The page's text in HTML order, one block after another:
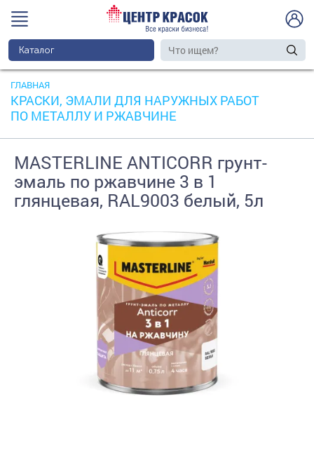
Каталог
ГЛАВНАЯ
КРАСКИ, ЭМАЛИ ДЛЯ НАРУЖНЫХ РАБОТ
ПО МЕТАЛЛУ И РЖАВЧИНЕ
MASTERLINE ANTICORR грунт-
эмаль по ржавчине 3 в 1
глянцевая, RAL9003 белый, 5л